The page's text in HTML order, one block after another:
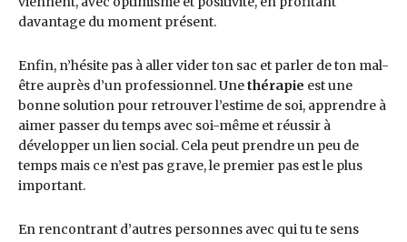
davantage du moment présent.
Enfin, n’hésite pas à aller vider ton sac et parler de ton mal-
être auprès d’un professionnel. Unethérapie est une
bonne solution pour retrouver l’estime de soi, apprendre à
aimer passer du temps avec soi-même et réussir à
développer un lien social. Cela peut prendre un peu de
temps mais ce n’est pas grave, le premier pas est le plus
important.
En rencontrant d’autres personnes avec qui tu te sens